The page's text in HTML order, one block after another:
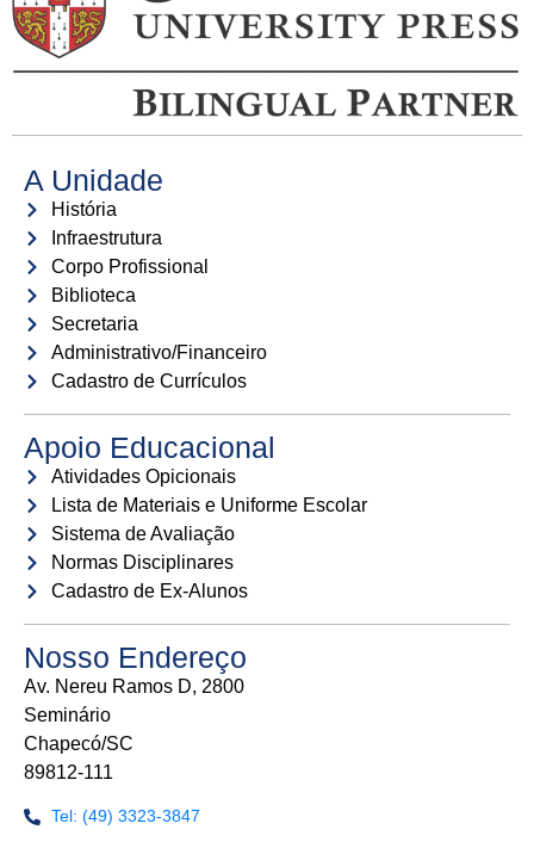
A Unidade
História
Infraestrutura
Corpo Profissional
Biblioteca
Secretaria
Administrativo/Financeiro
Cadastro de Currículos
Apoio Educacional
Atividades Opicionais
Lista de Materiais e Uniforme Escolar
Sistema de Avaliação
Normas Disciplinares
Cadastro de Ex-Alunos
Nosso Endereço
Av. Nereu Ramos D, 2800
Seminário
Chapecó/SC
89812-111
Tel: (49) 3323-3847